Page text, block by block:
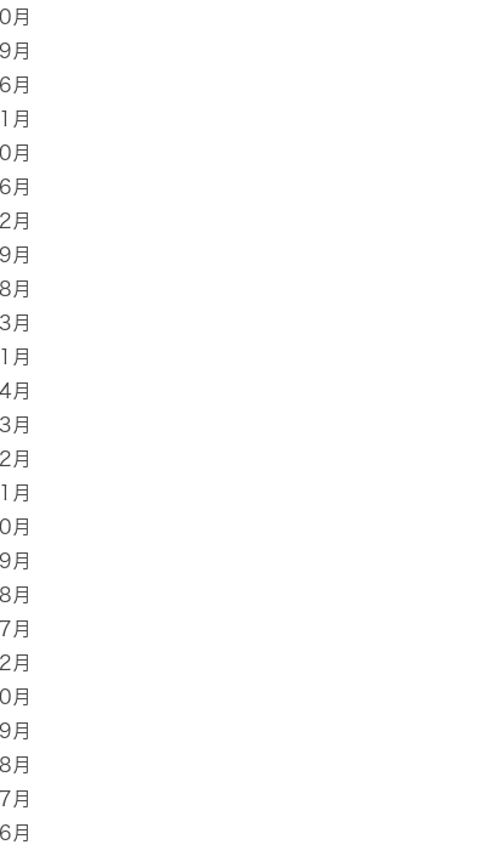
月
月
月
月
月
月
月
月
月
月
月
月
月
月
月
月
月
月
月
月
月
月
月
月
月